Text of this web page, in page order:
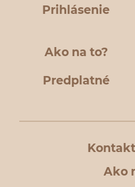
Prihlásenie
Ako na to?
Predplatné
Ako